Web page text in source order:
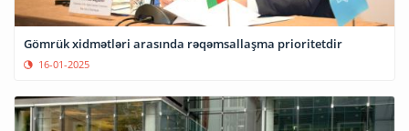
Gömrük xidmətləri arasında rəqəmsallaşma prioritetdir
16-01-2025